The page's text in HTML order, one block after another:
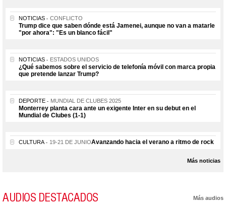
NOTICIAS CONFLICTO
Trump dice que saben dónde está Jamenei, aunque no van a matarle
"por ahora": "Es un blanco fácil"
NOTICIAS ESTADOS UNIDOS
¿Qué sabemos sobre el servicio de telefonía móvil con marca propia
que pretende lanzar Trump?
DEPORTE MUNDIAL DE CLUBES 2025
Monterrey planta cara ante un exigente Inter en su debut en el
Mundial de Clubes (1-1)
CULTURA 19-21 DE JUNIOAvanzando hacia el verano a ritmo de rock
Más noticias
AUDIOS DESTACADOS Más audios